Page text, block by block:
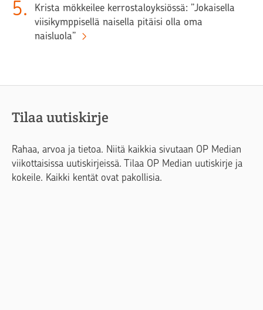
5.
Krista mökkeilee kerrostaloyksiössä: ”Jokaisella
viisikymppisellä naisella pitäisi olla oma
naisluola”
Tilaa uutiskirje
Rahaa, arvoa ja tietoa. Niitä kaikkia sivutaan OP Median
viikottaisissa uutiskirjeissä. Tilaa OP Median uutiskirje ja
kokeile. Kaikki kentät ovat pakollisia.